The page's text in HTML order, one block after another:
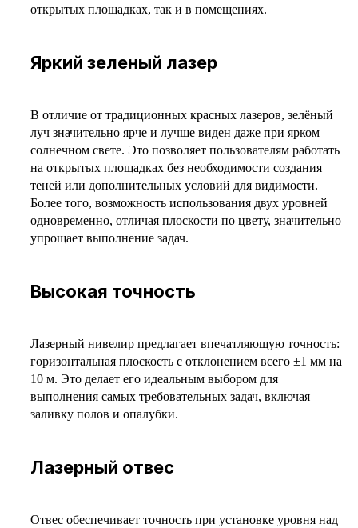
открытых площадках, так и в помещениях.
Яркий зеленый лазер
В отличие от традиционных красных лазеров, зелёный
луч значительно ярче и лучше виден даже при ярком
солнечном свете. Это позволяет пользователям работать
на открытых площадках без необходимости создания
теней или дополнительных условий для видимости.
Более того, возможность использования двух уровней
одновременно, отличая плоскости по цвету, значительно
упрощает выполнение задач.
Высокая точность
Лазерный нивелир предлагает впечатляющую точность:
горизонтальная плоскость с отклонением всего ±1 мм на
10 м. Это делает его идеальным выбором для
выполнения самых требовательных задач, включая
заливку полов и опалубки.
Лазерный отвес
Отвес обеспечивает точность при установке уровня над